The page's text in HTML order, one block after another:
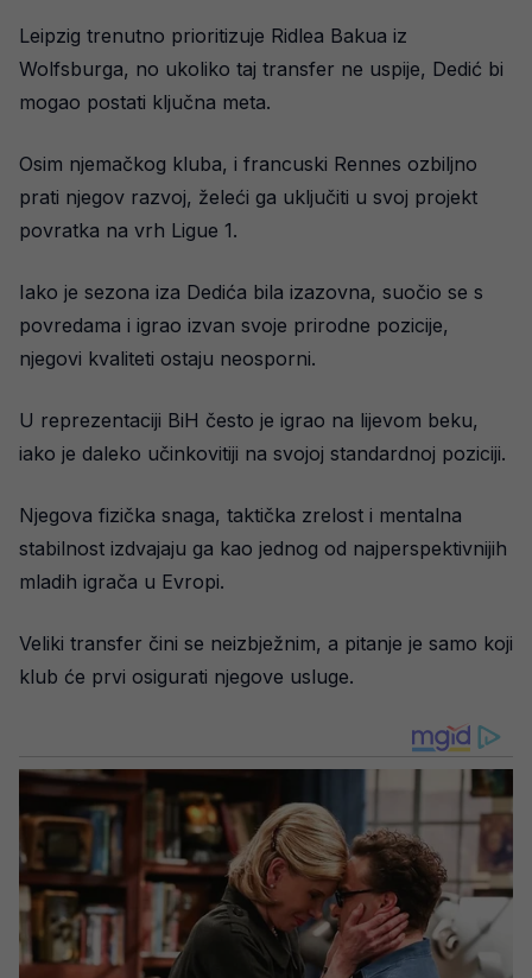
Leipzig trenutno prioritizuje Ridlea Bakua iz
Wolfsburga, no ukoliko taj transfer ne uspije, Dedić bi
mogao postati ključna meta.
Osim njemačkog kluba, i francuski Rennes ozbiljno
prati njegov razvoj, želeći ga uključiti u svoj projekt
povratka na vrh Ligue 1.
Iako je sezona iza Dedića bila izazovna, suočio se s
povredama i igrao izvan svoje prirodne pozicije,
njegovi kvaliteti ostaju neosporni.
U reprezentaciji BiH često je igrao na lijevom beku,
iako je daleko učinkovitiji na svojoj standardnoj poziciji.
Njegova fizička snaga, taktička zrelost i mentalna
stabilnost izdvajaju ga kao jednog od najperspektivnijih
mladih igrača u Evropi.
Veliki transfer čini se neizbježnim, a pitanje je samo koji
klub će prvi osigurati njegove usluge.